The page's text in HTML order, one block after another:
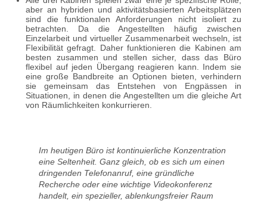
aber an hybriden und aktivitätsbasierten Arbeitsplätzen
sind die funktionalen Anforderungen nicht isoliert zu
betrachten. Da die Angestellten häufig zwischen
Einzelarbeit und virtueller Zusammenarbeit wechseln, ist
Flexibilität gefragt. Daher funktionieren die Kabinen am
besten zusammen und stellen sicher, dass das Büro
flexibel auf jeden Übergang reagieren kann. Indem sie
eine große Bandbreite an Optionen bieten, verhindern
sie gemeinsam das Entstehen von Engpässen in
Situationen, in denen die Angestellten um die gleiche Art
von Räumlichkeiten konkurrieren.
Im heutigen Büro ist kontinuierliche Konzentration
eine Seltenheit. Ganz gleich, ob es sich um einen
dringenden Telefonanruf, eine gründliche
Recherche oder eine wichtige Videokonferenz
handelt, ein spezieller, ablenkungsfreier Raum